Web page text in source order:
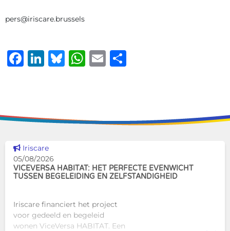
pers@iriscare.brussels
Facebook
LinkedIn
Bluesky
WhatsApp
Email
Dit nieuws tonen
Iriscare
05/08/2026
VICEVERSA HABITAT: HET PERFECTE EVENWICHT
TUSSEN BEGELEIDING EN ZELFSTANDIGHEID
Iriscare financiert het project
voor gedeeld en begeleid
wonen ViceVersa HABITAT. Een